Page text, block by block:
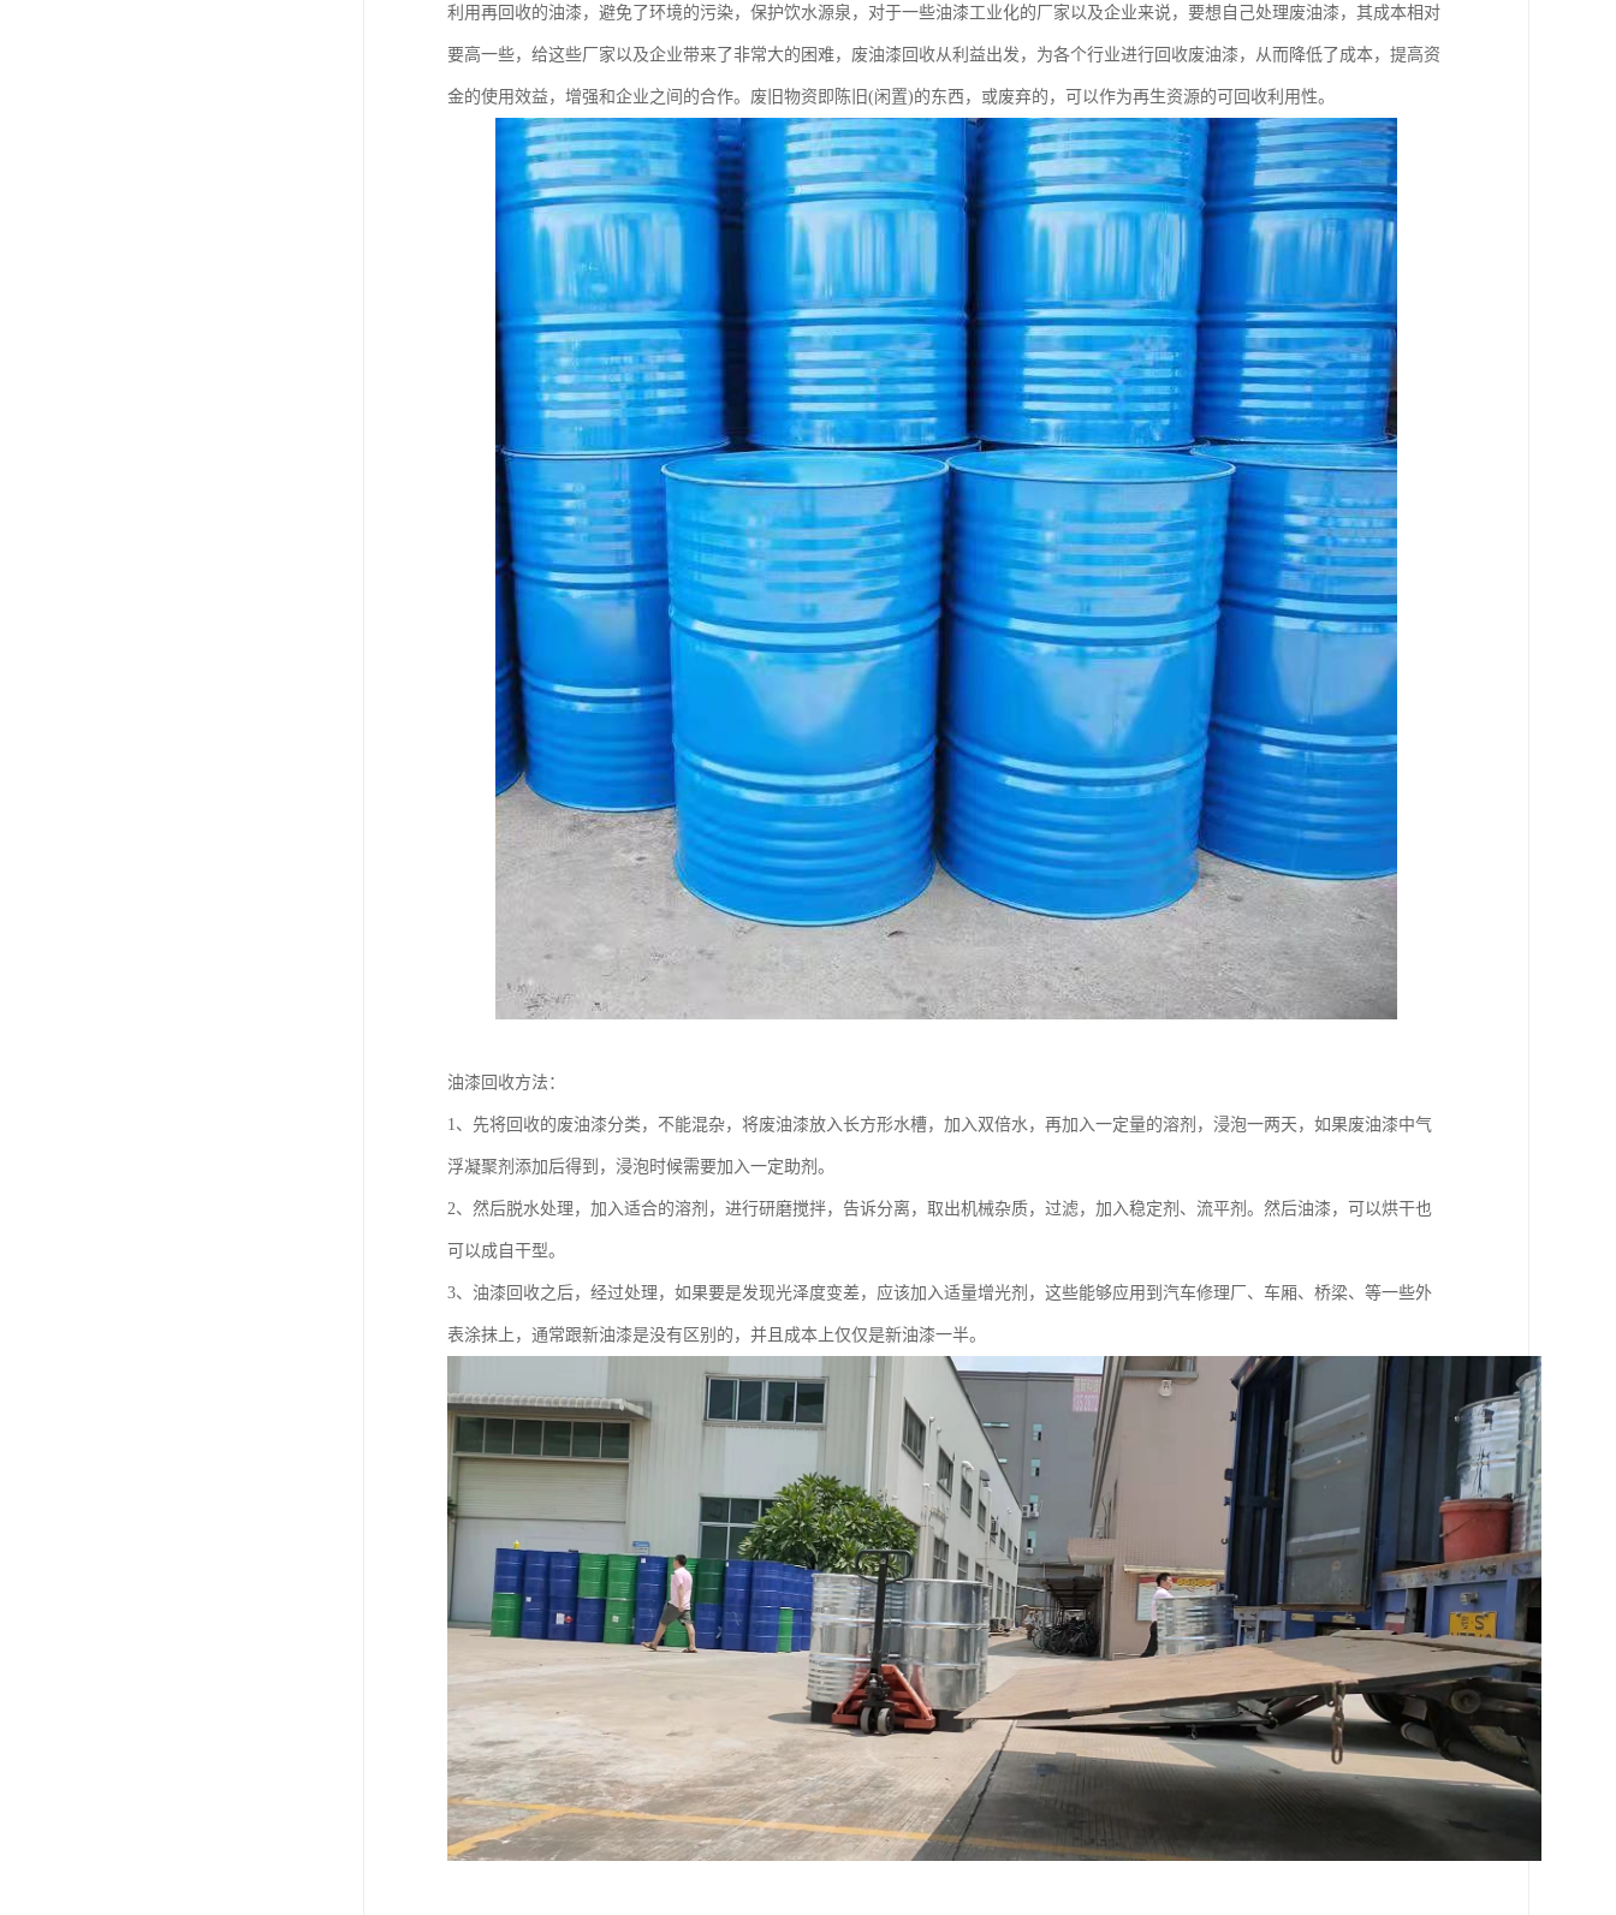
利用再回收的油漆，避免了环境的污染，保护饮水源泉，对于一些油漆工业化的厂家以及企业来说，要想自己处理废油漆，其成本相对
要高一些，给这些厂家以及企业带来了非常大的困难，废油漆回收从利益出发，为各个行业进行回收废油漆，从而降低了成本，提高资
金的使用效益，增强和企业之间的合作。废旧物资即陈旧(闲置)的东西，或废弃的，可以作为再生资源的可回收利用性。
油漆回收方法：
1、先将回收的废油漆分类，不能混杂，将废油漆放入长方形水槽，加入双倍水，再加入一定量的溶剂，浸泡一两天，如果废油漆中气
浮凝聚剂添加后得到，浸泡时候需要加入一定助剂。
2、然后脱水处理，加入适合的溶剂，进行研磨搅拌，告诉分离，取出机械杂质，过滤，加入稳定剂、流平剂。然后油漆，可以烘干也
可以成自干型。
3、油漆回收之后，经过处理，如果要是发现光泽度变差，应该加入适量增光剂，这些能够应用到汽车修理厂、车厢、桥梁、等一些外
表涂抹上，通常跟新油漆是没有区别的，并且成本上仅仅是新油漆一半。